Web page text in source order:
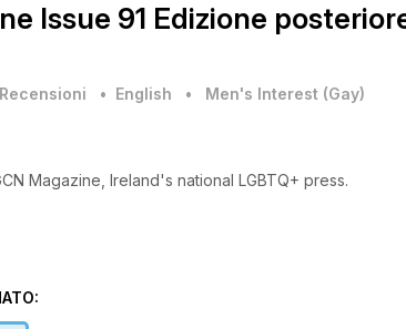
Issue 91 Edizione
• English • Men's Interest (Gay)
Magazine, Ireland's national LGBTQ+ press.